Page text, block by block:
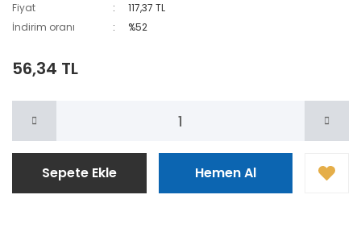
Fiyat
117,37 TL
İndirim oranı
%52
56,34 TL
Sepete Ekle Hemen Al